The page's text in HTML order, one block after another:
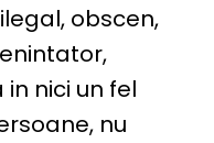
obscen,
nici un fel
nu